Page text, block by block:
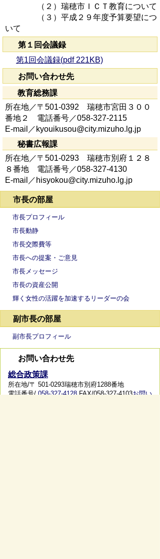
（２）瑞穂市ＩＣＴ教育について
（３）平成２９年度予算要望につ
いて
第１回会議録
第1回会議録(pdf 221KB)
お問い合わせ先
教育総務課
所在地／〒501-0392 瑞穂市宮田３００
番地２ 電話番号／058-327-2115
E-mail／kyouikusou@city.mizuho.lg.jp
秘書広報課
所在地／〒501-0293 瑞穂市別府１２８
８番地 電話番号／058-327-4130
E-mail／hisyokou@city.mizuho.lg.jp
市長の部屋
市長プロフィール
市長動静
市長交際費等
市長への提案・ご意見
市長メッセージ
市長の資産公開
輝く女性の活躍を加速するリーダーの会
副市長の部屋
副市長プロフィール
お問い合わせ先
総合政策課
所在地/〒 501-0293瑞穂市別府1288番地
電話番号/058-327-4128FAX/058-327-4103お問い